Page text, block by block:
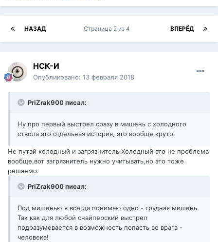
НАЗАД ВПЕРЁД
Страница 2 из 4
НСК-И
Опубликовано: 13 февраля 2018
PriZrak900 писал:
Ну про первый выстрел сразу в мишень с холодного
ствола это отдельная история, это вообще круто.
Не путай холодный и загрязнитель.Холодный это не проблема
вообще,вот загрязнитель нужно учитывать,но это тоже
решаемо.
PriZrak900 писал:
Под мишенью я всегда понимаю одно - грудная мишень.
Так как для любой снайперский выстрел
подразумевается в возможность попасть во врага -
человека!